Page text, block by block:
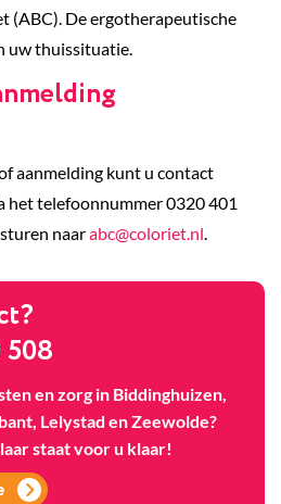
(ABC). De ergotherapeutische
uw thuissituatie.
aanmelding kunt u contact
het telefoonnummer 0320 401
naarabc@coloriet.nl.
en zorg in Biddinghuizen,
Lelystad en Zeewolde?
staat voor u klaar!